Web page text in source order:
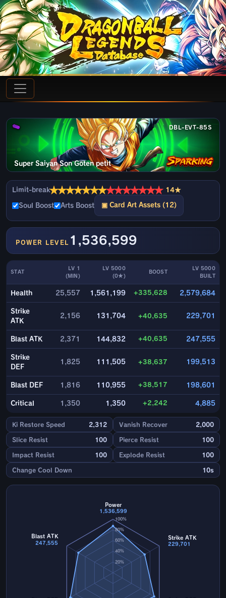
DBL-EVT-85S
Super Saiyan Son Goten petit
Limit-break★★★★★★★★★★★★★★ 14★
Soul Boost Arts Boost ▣ Card Art Assets (12)
POWER LEVEL 1,536,599
STAT
LV 1
(MIN)
LV 5000
(0★)
BOOST
LV 5000
BUILT
Health 25,557 1,561,199 +335,628 2,579,684
Strike
ATK
2,156 131,704 +40,635 229,701
Blast ATK 2,371 144,832 +40,635 247,555
Strike
DEF
1,825 111,505 +38,637 199,513
Blast DEF 1,816 110,955 +38,517 198,601
Critical 1,350 1,350 +2,242 4,885
Ki Restore Speed 2,312 Vanish Recover 2,000
Slice Resist 100 Pierce Resist 100
Impact Resist 100 Explode Resist 100
Change Cool Down 10s
20%
40%
60%
80%
100%
Power
1,536,599
Strike ATK
229,701
Blast ATK
247,555